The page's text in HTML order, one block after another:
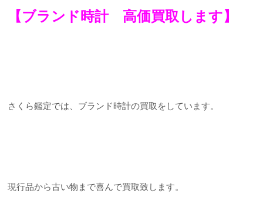
【ブランド時計 高価買取します】
さくら鑑定では、ブランド時計の買取をしています。
現行品から古い物まで喜んで買取致します。